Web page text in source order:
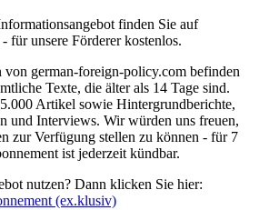
finden Sie auf
für unsere Förderer kostenlos.
german-foreign-policy.com befinden
Texte, die älter als 14 Tage sind.
Artikel sowie Hintergrundberichte,
und Interviews. Wir würden uns freuen,
zur Verfügung stellen zu können - für 7
ist jederzeit kündbar.
nutzen? Dann klicken Sie hier:
(ex.klusiv)